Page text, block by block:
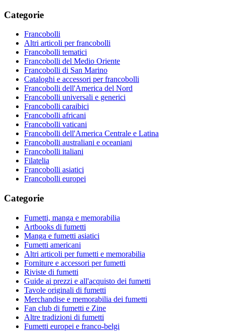
Categorie
Francobolli
Altri articoli per francobolli
Francobolli tematici
Francobolli del Medio Oriente
Francobolli di San Marino
Cataloghi e accessori per francobolli
Francobolli dell'America del Nord
Francobolli universali e generici
Francobolli caraibici
Francobolli africani
Francobolli vaticani
Francobolli dell'America Centrale e Latina
Francobolli australiani e oceaniani
Francobolli italiani
Filatelia
Francobolli asiatici
Francobolli europei
Categorie
Fumetti, manga e memorabilia
Artbooks di fumetti
Manga e fumetti asiatici
Fumetti americani
Altri articoli per fumetti e memorabilia
Forniture e accessori per fumetti
Riviste di fumetti
Guide ai prezzi e all'acquisto dei fumetti
Tavole originali di fumetti
Merchandise e memorabilia dei fumetti
Fan club di fumetti e Zine
Altre tradizioni di fumetti
Fumetti europei e franco-belgi